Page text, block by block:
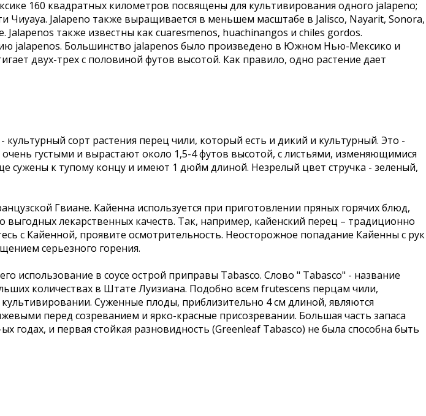
160 квадратных километров посвящены для культивирования одного jalapeno;
Чиуауа. Jalapeno также выращивается в меньшем масштабе в Jalisco, Nayarit, Sonora,
также известны как cuaresmenos, huachinangos и chiles gordos.
jalapenos. Большинство jalapenos было произведено в Южном Нью-Мексико и
двух-трех с половиной футов высотой. Как правило, одно растение дает
сорт растения перец чили, который есть и дикий и культурный. Это -
густыми и вырастают около 1,5-4 футов высотой, с листьями, изменяющимися
к тупому концу и имеют 1 дюйм длиной. Незрелый цвет стручка - зеленый,
Гвиане. Кайенна используется при приготовлении пряных горячих блюд,
лекарственных качеств. Так, например, кайенский перец – традиционно
с Кайенной, проявите осмотрительность. Неосторожное попадание Кайенны с рук
серьезного горения.
использование в соусе острой приправы Tabasco. Слово " Tabasco" - название
количествах в Штате Луизиана. Подобно всем frutescens перцам чили,
Суженные плоды, приблизительно 4 см длиной, являются
перед созреванием и ярко-красные присозревании. Большая часть запаса
годах, и первая стойкая разновидность (Greenleaf Tabasco) не была способна быть